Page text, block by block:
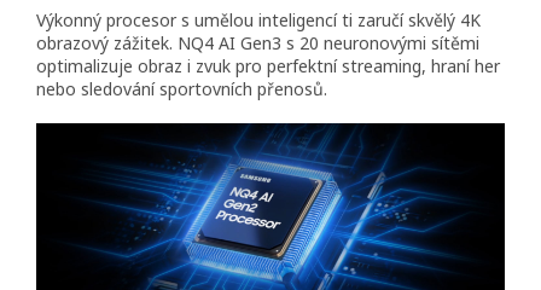
Výkonný procesor s umělou inteligencí ti zaručí skvělý 4K
obrazový zážitek. NQ4 AI Gen3 s 20 neuronovými sítěmi
optimalizuje obraz i zvuk pro perfektní streaming, hraní her
nebo sledování sportovních přenosů.